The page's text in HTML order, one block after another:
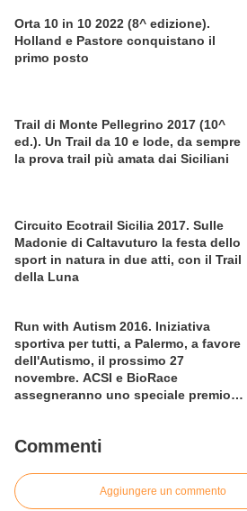
Orta 10 in 10 2022 (8^ edizione).
Holland e Pastore conquistano il
primo posto
Trail di Monte Pellegrino 2017 (10^
ed.). Un Trail da 10 e lode, da sempre
la prova trail più amata dai Siciliani
Circuito Ecotrail Sicilia 2017. Sulle
Madonie di Caltavuturo la festa dello
sport in natura in due atti, con il Trail
della Luna
Run with Autism 2016. Iniziativa
sportiva per tutti, a Palermo, a favore
dell'Autismo, il prossimo 27
novembre. ACSI e BioRace
assegneranno uno speciale premio
Commenti
Aggiungere un commento